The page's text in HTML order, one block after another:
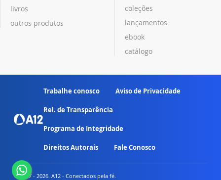
livros
outros produtos
coleções
lançamentos
ebook
catálogo
Trabalhe conosco Aviso de Privacidade
Rel. de Transparência
Programa de Integridade
Direitos Autorais Fale Conosco
© 2007 - 2026. A12 - Conectados pela fé.